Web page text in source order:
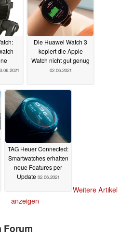
Die Huawei Watch 3
kopiert die Apple
Watch nicht gut genug
02.06.2021
TAG Heuer Connected:
Smartwatches erhalten
neue Features per
Update 02.06.2021
Weitere Artikel
anzeigen
Forum